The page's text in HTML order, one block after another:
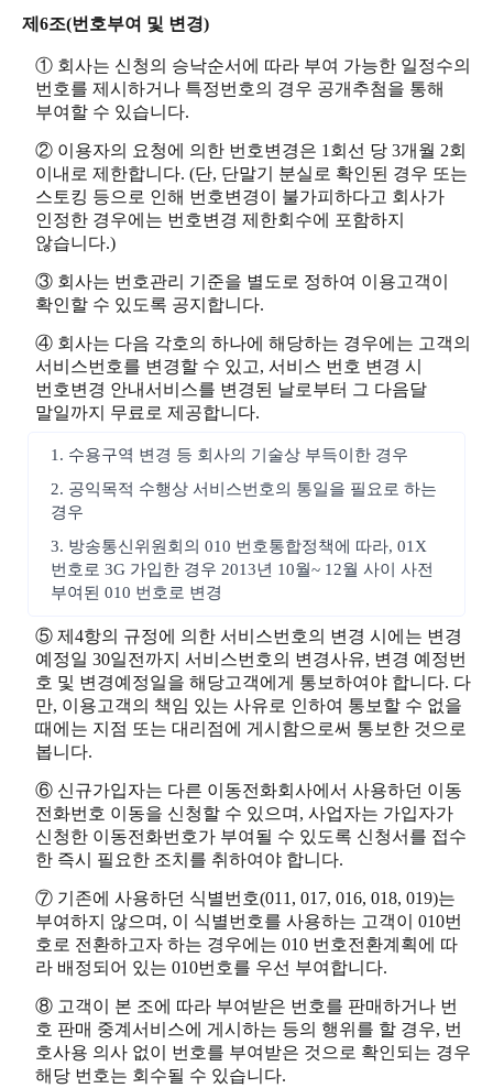
제6조(번호부여 및 변경)
① 회사는 신청의 승낙순서에 따라 부여 가능한 일정수의
번호를 제시하거나 특정번호의 경우 공개추첨을 통해
부여할 수 있습니다.
② 이용자의 요청에 의한 번호변경은 1회선 당 3개월 2회
이내로 제한합니다. (단, 단말기 분실로 확인된 경우 또는
스토킹 등으로 인해 번호변경이 불가피하다고 회사가
인정한 경우에는 번호변경 제한회수에 포함하지
않습니다.)
③ 회사는 번호관리 기준을 별도로 정하여 이용고객이
확인할 수 있도록 공지합니다.
④ 회사는 다음 각호의 하나에 해당하는 경우에는 고객의
서비스번호를 변경할 수 있고, 서비스 번호 변경 시
번호변경 안내서비스를 변경된 날로부터 그 다음달
말일까지 무료로 제공합니다.
1. 수용구역 변경 등 회사의 기술상 부득이한 경우
2. 공익목적 수행상 서비스번호의 통일을 필요로 하는
경우
3. 방송통신위원회의 010 번호통합정책에 따라, 01X
번호로 3G 가입한 경우 2013년 10월~ 12월 사이 사전
부여된 010 번호로 변경
⑤ 제4항의 규정에 의한 서비스번호의 변경 시에는 변경
예정일 30일전까지 서비스번호의 변경사유, 변경 예정번
호 및 변경예정일을 해당고객에게 통보하여야 합니다. 다
만, 이용고객의 책임 있는 사유로 인하여 통보할 수 없을
때에는 지점 또는 대리점에 게시함으로써 통보한 것으로
봅니다.
⑥ 신규가입자는 다른 이동전화회사에서 사용하던 이동
전화번호 이동을 신청할 수 있으며, 사업자는 가입자가
신청한 이동전화번호가 부여될 수 있도록 신청서를 접수
한 즉시 필요한 조치를 취하여야 합니다.
⑦ 기존에 사용하던 식별번호(011, 017, 016, 018, 019)는
부여하지 않으며, 이 식별번호를 사용하는 고객이 010번
호로 전환하고자 하는 경우에는 010 번호전환계획에 따
라 배정되어 있는 010번호를 우선 부여합니다.
⑧ 고객이 본 조에 따라 부여받은 번호를 판매하거나 번
호 판매 중계서비스에 게시하는 등의 행위를 할 경우, 번
호사용 의사 없이 번호를 부여받은 것으로 확인되는 경우
해당 번호는 회수될 수 있습니다.